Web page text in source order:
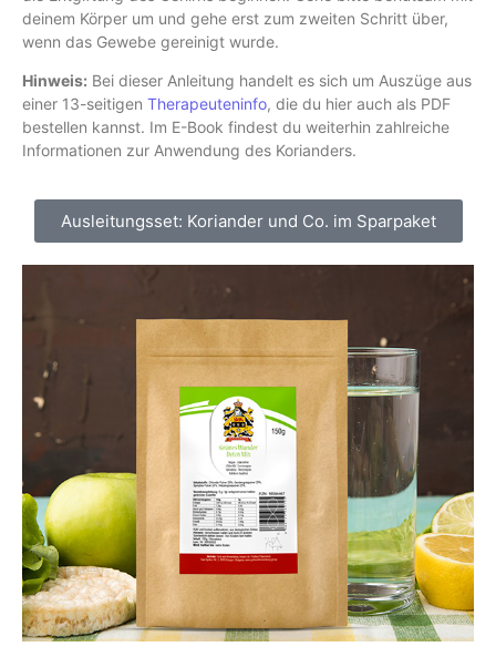
deinem Körper um und gehe erst zum zweiten Schritt über,
wenn das Gewebe gereinigt wurde.
Hinweis: Bei dieser Anleitung handelt es sich um Auszüge aus
einer 13-seitigen Therapeuteninfo, die du hier auch als PDF
bestellen kannst. Im E-Book findest du weiterhin zahlreiche
Informationen zur Anwendung des Korianders.
Ausleitungsset: Koriander und Co. im Sparpaket